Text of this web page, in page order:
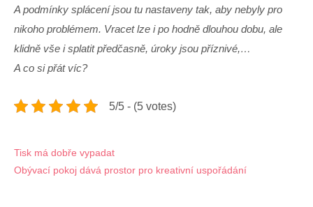
A podmínky splácení jsou tu nastaveny tak, aby nebyly pro
nikoho problémem. Vracet lze i po hodně dlouhou dobu, ale
klidně vše i splatit předčasně, úroky jsou příznivé,…
A co si přát víc?
5/5 - (5 votes)
Navigace
pro
Tisk má dobře vypadat
Obývací pokoj dává prostor pro kreativní uspořádání